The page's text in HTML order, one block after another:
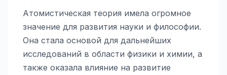
Атомистическая теория имела огромное
значение для развития науки и философии.
Она стала основой для дальнейших
исследований в области физики и химии, а
также оказала влияние на развитие